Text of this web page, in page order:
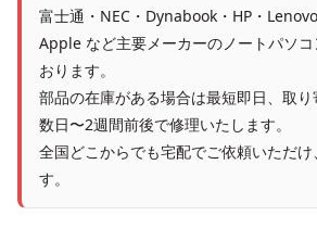
富士通・NEC・Dynabook・HP・
Apple など主要メーカーのノートパソ
おります。
部品の在庫がある場合は最短即日、取
数日〜2週間前後で修理いたします。
全国どこからでも宅配でご依頼いただ
す。